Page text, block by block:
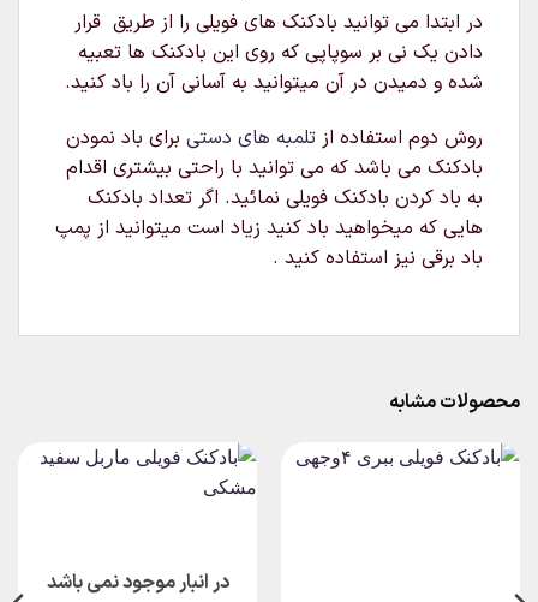
در ابتدا می توانید بادکنک های فویلی را از طریق قرار
دادن یک نی بر سوپاپی که روی این بادکنک ها تعبیه
شده و دمیدن در آن میتوانید به آسانی آن را باد کنید.
روش دوم استفاده از تلمبه های دستی برای باد نمودن
بادکنک می باشد که می توانید با راحتی بیشتری اقدام
به باد کردن بادکنک فویلی نمائید. اگر تعداد بادکنک
هایی که میخواهید باد کنید زیاد است میتوانید از پمپ
باد برقی نیز استفاده کنید .
محصولات مشابه
در انبار موجود نمی باشد